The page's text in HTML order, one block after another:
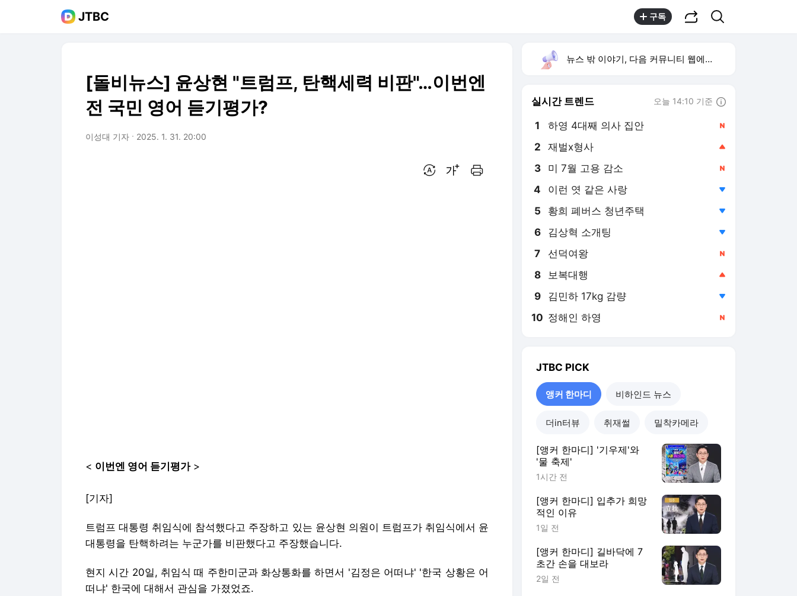
JTBC 구독
[돌비뉴스] 윤상현 "트럼프, 탄핵세력 비판"…이번엔
전 국민 영어 듣기평가?
이성대 기자 2025. 1. 31. 20:00
< 이번엔 영어 듣기평가>
[기자]
트럼프 대통령 취임식에 참석했다고 주장하고 있는 윤상현 의원이 트럼프가 취임식에서 윤
대통령을 탄핵하려는 누군가를 비판했다고 주장했습니다.
현지 시간 20일, 취임식 때 주한미군과 화상통화를 하면서 '김정은 어떠냐' '한국 상황은 어
떠냐' 한국에 대해서 관심을 가졌었죠.
뉴스 밖 이야기, 다음 커뮤니티 웹에서 보기
실시간 트렌드 오늘 14:10 기준
1 하영 4대째 의사 집안
2 재벌x형사
3 미 7월 고용 감소
4 이런 엿 같은 사랑
5 황희 폐버스 청년주택
6 김상혁 소개팅
7 선덕여왕
8 보복대행
9 김민하 17kg 감량
10 정해인 하영
JTBC PICK
앵커 한마디 비하인드 뉴스
더in터뷰 취재썰 밀착카메라
[앵커 한마디] '기우제'와
'물 축제'
1시간 전
[앵커 한마디] 입추가 희망
적인 이유
1일 전
[앵커 한마디] 길바닥에 7
초간 손을 대보라
2일 전